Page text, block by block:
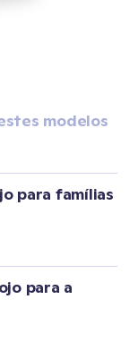
modelos
para famílias